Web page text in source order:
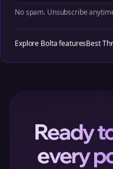
No spam. Unsubscribe
Explore Bolta featuresBest
Ready
every